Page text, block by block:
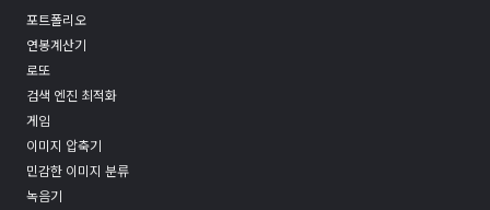
포트폴리오
연봉계산기
로또
검색 엔진 최적화
게임
이미지 압축기
민감한 이미지 분류
녹음기